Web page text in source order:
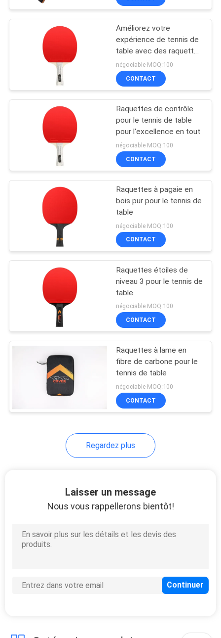
PLAN
PRIVACY
POLICY
Tableau extérieur de
ping-pong
32
Tableau de ping-
pong d'enfants
16
Tableau junior de
ping-pong
Ensemble de ping-
pong
Lame de ping-pong
Améliorez votre
expérience de tennis de
table avec des raquettes
3 étoiles
négociable MOQ:100
CONTACT
Raquettes de contrôle
pour le tennis de table
pour l'excellence en tout
négociable MOQ:100
CONTACT
Raquettes à pagaie en
bois pur pour le tennis de
table
négociable MOQ:100
CONTACT
Raquettes étoiles de
niveau 3 pour le tennis de
table
négociable MOQ:100
CONTACT
Raquettes à lame en
fibre de carbone pour le
tennis de table
négociable MOQ:100
CONTACT
Regardez plus
Laisser un message
Nous vous rappellerons bientôt!